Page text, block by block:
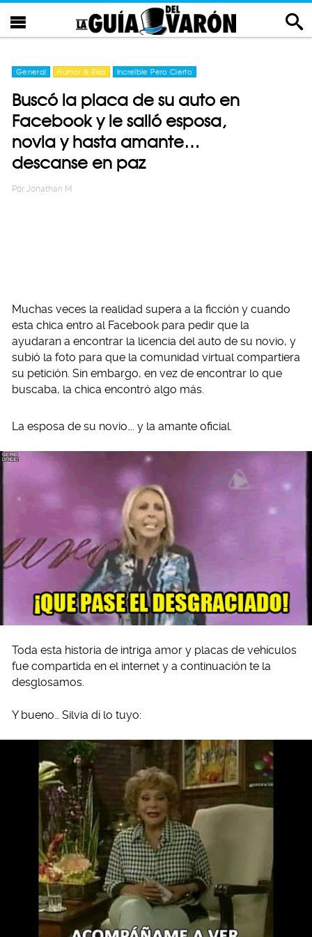
General Humor & Risa Increíble Pero Cierto
Buscó la placa de su auto en
Facebook y le salió esposa,
novia y hasta amante…
descanse en paz
Por Jonathan M
Muchas veces la realidad supera a la ficción y cuando
esta chica entro al Facebook para pedir que la
ayudaran a encontrar la licencia del auto de su novio, y
subió la foto para que la comunidad virtual compartiera
su petición. Sin embargo, en vez de encontrar lo que
buscaba, la chica encontró algo más.
La esposa de su novio…. y la amante oficial.
Toda esta historia de intriga amor y placas de vehículos
fue compartida en el internet y a continuación te la
desglosamos.
Y bueno… Silvia dí lo tuyo: